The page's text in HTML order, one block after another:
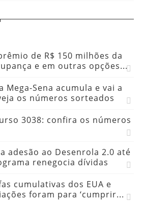
de R$ 150 milhões da
e em outras opções...
Mega-Sena acumula e vai a
os números sorteados
3038: confira os números
adesão ao Desenrola 2.0 até
renegocia dívidas
cumulativas dos EUA e
foram para ‘cumprir...